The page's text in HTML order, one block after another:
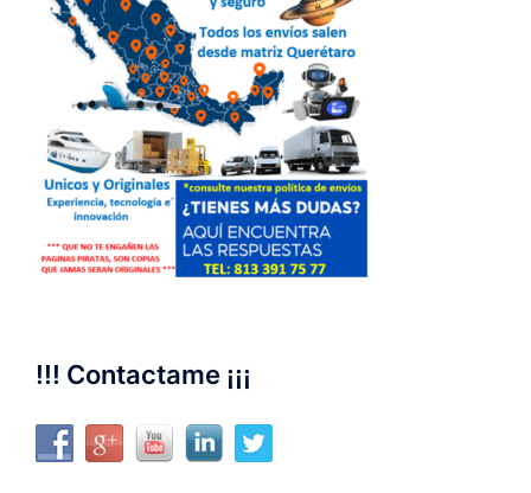
!!! Contactame ¡¡¡